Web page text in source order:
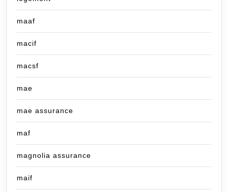
maaf
macif
macsf
mae
mae assurance
maf
magnolia assurance
maif